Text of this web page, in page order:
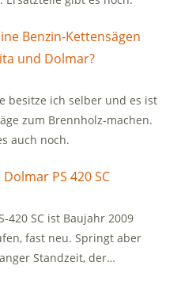
Benzin-Kettensägen
und Dolmar?
besitze ich selber und es ist
zum Brennholz-machen.
auch noch.
Dolmar PS 420 SC
420 SC ist Baujahr 2009
fast neu. Springt aber
Standzeit, der…